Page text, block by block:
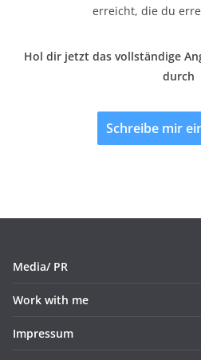
erreicht, die du
Hol dir jetzt das vollständige
durch
Schreibe mir
Media/ PR
Work with me
Impressum